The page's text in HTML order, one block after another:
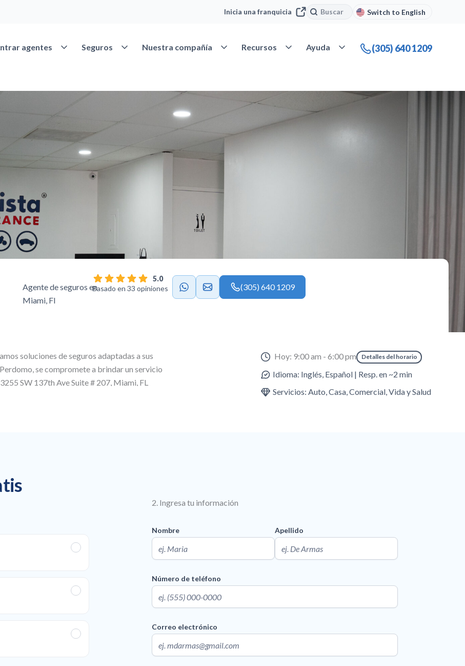
Inicia una franquicia Buscar
Buscar Switch to English
agentes Abrir Encontrar agentes
Seguros Abrir SegurosNuestra compañía Abrir Nuestra compañía
Recursos Abrir Recursos
Ayuda Abrir Ayuda(305) 640 1209
Agente de seguros en
Miami, Fl
5.0
Basado en 33 opiniones
(305) 640 1209
soluciones de seguros adaptadas a sus
, se compromete a brindar un servicio
SW 137th Ave Suite # 207, Miami, FL
personalizados, ofreciendo seguros de
Hoy: 9:00 am - 6:00 pm Detalles del horario
Idioma: Inglés, Español | Resp. en ~2 min
Servicios: Auto, Casa, Comercial, Vida y Salud
2. Ingresa tu información
Nombre Apellido
Número de teléfono
Correo electrónico